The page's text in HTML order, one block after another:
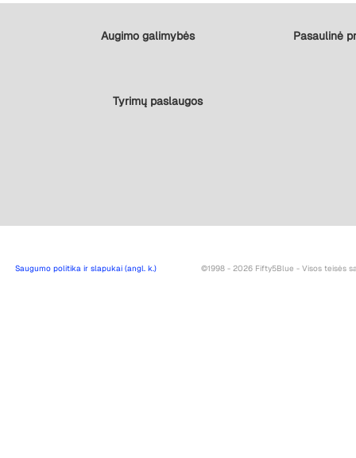
Augimo galimybės Pasaulinė
Tyrimų paslaugos
Saugumo politika ir slapukai (angl. k.) ©1998 - 2026 Fifty5Blue - Visos teisės